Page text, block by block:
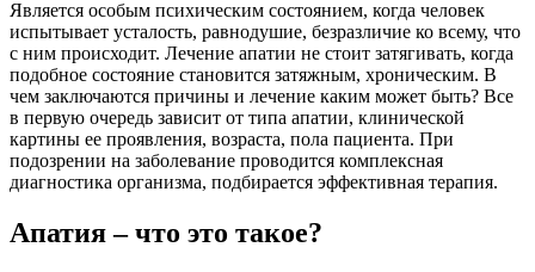
Является особым психическим состоянием, когда человек
испытывает усталость, равнодушие, безразличие ко всему, что
с ним происходит. Лечение апатии не стоит затягивать, когда
подобное состояние становится затяжным, хроническим. В
чем заключаются причины и лечение каким может быть? Все
в первую очередь зависит от типа апатии, клинической
картины ее проявления, возраста, пола пациента. При
подозрении на заболевание проводится комплексная
диагностика организма, подбирается эффективная терапия.
Апатия – что это такое?